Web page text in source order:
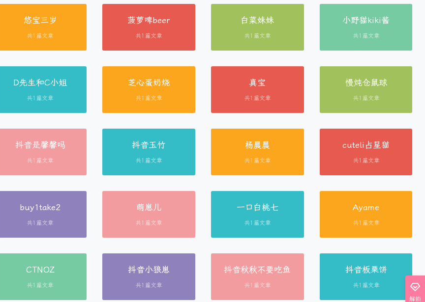
悠宝三岁
共1篇文章
菠萝啤beer
共1篇文章
白菜妹妹
共1篇文章
小野猫kiki酱
共1篇文章
D先生和C小姐
共1篇文章
芝心蛋奶烧
共1篇文章
真宝
共1篇文章
慢炖仓鼠球
共1篇文章
抖音是馨馨吗
共1篇文章
抖音玉竹
共1篇文章
杨晨晨
共1篇文章
cuteli占星猫
共1篇文章
buy1take2
共1篇文章
萌崽儿
共1篇文章
一口白桃七
共1篇文章
Ayame
共1篇文章
CTNOZ
共1篇文章
抖音小狼崽
共1篇文章
抖音秋秋不要吃鱼
共1篇文章
抖音板栗饼
共1篇文章
解锁